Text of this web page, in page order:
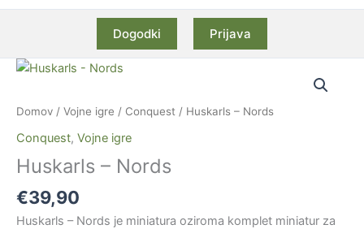
Dogodki Prijava
Domov / Vojne igre / Conquest / Huskarls – Nords
Conquest, Vojne igre
Huskarls – Nords
€39,90
Huskarls – Nords je miniatura oziroma komplet miniatur za